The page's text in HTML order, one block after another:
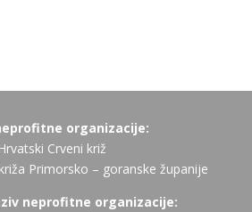
organizacije:
Hrvatski Crveni križ
Primorsko – goranske županije
neprofitne organizacije: